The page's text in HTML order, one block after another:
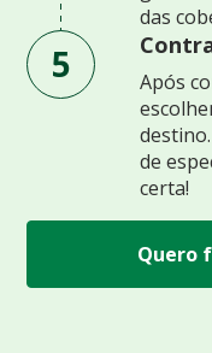
das
5
Após
de
certa!
Quero